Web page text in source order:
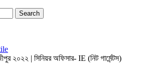
২০২২ | সিনিয়র অফিসার- IE (নিট গার্মেন্টস)